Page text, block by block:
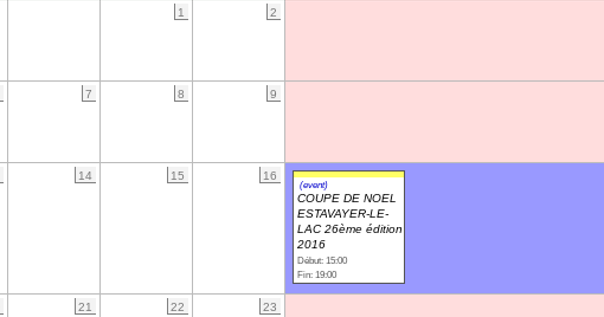
1
2
7 8 9
14 15 16
(event)
COUPE DE NOEL
ESTAVAYER-LE-
LAC 26ème édition
2016
Début: 15:00
Fin: 19:00
21 22 23